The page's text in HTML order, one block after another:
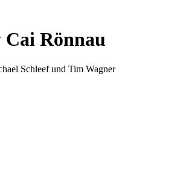
Rönnau
Schleef und Tim Wagner